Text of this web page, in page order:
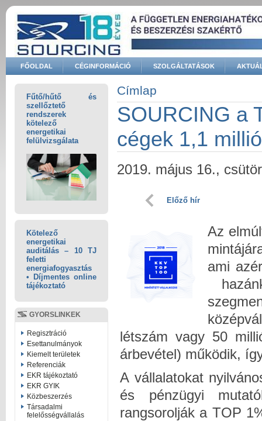
Ugrás a tartalomra
FŐOLDAL CÉGINFORMÁCIÓ SZOLGÁLTATÁSOK
Keresés űrlap
Fűtő/hűtő és
szellőztető
rendszerek
kötelező
energetikai
felülvizsgálata
Kötelező
energetikai
auditálás – 10 TJ
feletti
energiafogyasztás
• Díjmentes online
tájékoztató
GYORSLINKEK
Regisztráció
Esettanulmányok
Kiemelt területek
Referenciák
EKR tájékoztató
EKR GYIK
Közbeszerzés
Társadalmi
felelősségvállalás
Jelenlegi hely
Címlap
SOURCING a
cégek 1,1
2019. május 16.,
Előző hír
Az
ami
létszám vagy 50
árbevétel) működik,
A vállalatokat
és pénzügyi
rangsorolják a TOP